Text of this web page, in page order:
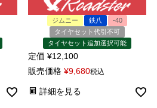
ジムニー 鉄八
-40
タイヤセット代引不可
タイヤセット追加選択可能
定価 ¥12,100
販売価格 ¥9,680税込
詳細を見る